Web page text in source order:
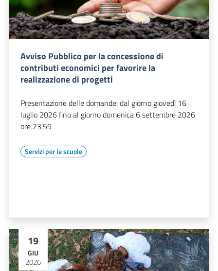
Avviso Pubblico per la concessione di
contributi economici per favorire la
realizzazione di progetti
Presentazione delle domande: dal giorno giovedì 16
luglio 2026 fino al giorno domenica 6 settembre 2026
ore 23.59
Servizi per le scuole
19
GIU
2026